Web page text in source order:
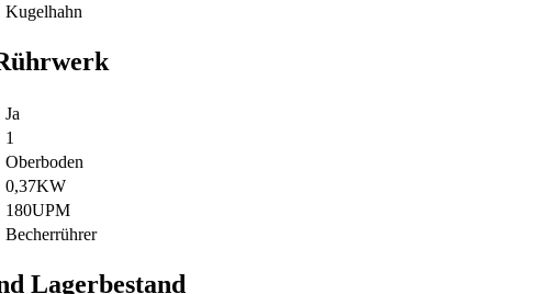
Kugelhahn
Ja
1
Oberboden
0,37KW
180UPM
Becherrührer
Lagerbestand